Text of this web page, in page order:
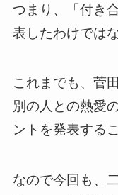
つまり、「付き
表したわけでは
これまでも、菅
別の人との熱愛
ントを発表する
なので今回も、